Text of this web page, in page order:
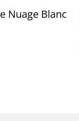
Nuage Blanc